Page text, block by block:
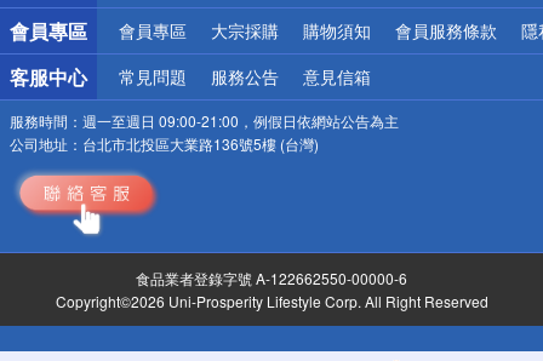
會員專區 會員專區 大宗採購 購物須知 會員服務條款 隱
客服中心 常見問題 服務公告 意見信箱
服務時間： 週一至週日 09:00-21:00，例假日依網站公告為主
公司地址： 台北市北投區大業路136號5樓 (台灣)
食品業者登錄字號 A-122662550-00000-6
Copyright©2026 Uni-Prosperity Lifestyle Corp. All Right Reserved